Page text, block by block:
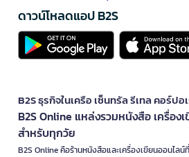
ดาวน์โหลดแอป B2S
B2S ธุรกิจในเครือ เซ็นทรัล รีเทล คอร์ป
B2S Online แหล่งรวมหนังสือ เครื่อง
สำหรับทุกวัย
B2S Online คือร้านหนังสือและเครื่องเขียนออนไล